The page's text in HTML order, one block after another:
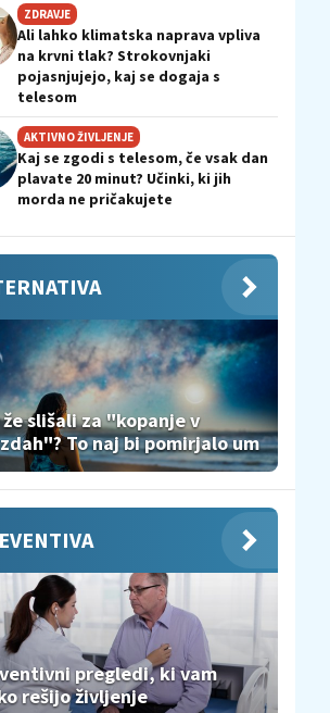
ZDRAVJE
Ali lahko klimatska naprava vpliva
na krvni tlak? Strokovnjaki
pojasnjujejo, kaj se dogaja s
telesom
AKTIVNO ŽIVLJENJE
Kaj se zgodi s telesom, če vsak dan
plavate 20 minut? Učinki, ki jih
morda ne pričakujete
slišali za "kopanje v
To naj bi pomirjalo um
pregledi, ki vam
rešijo življenje